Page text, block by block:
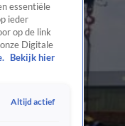
essentiële
ieder
op de link
Digitale
Bekijk hier
Altijd actief